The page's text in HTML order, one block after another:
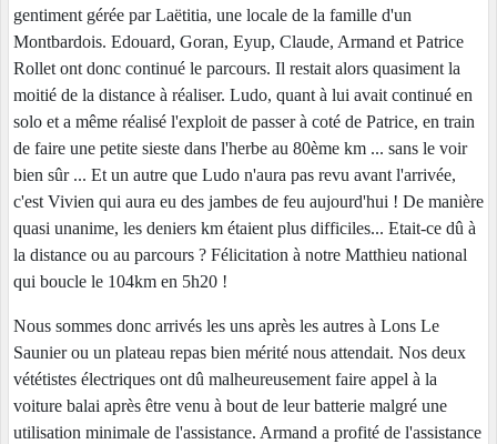
gentiment gérée par Laëtitia, une locale de la famille d'un
Montbardois. Edouard, Goran, Eyup, Claude, Armand et Patrice
Rollet ont donc continué le parcours. Il restait alors quasiment la
moitié de la distance à réaliser. Ludo, quant à lui avait continué en
solo et a même réalisé l'exploit de passer à coté de Patrice, en train
de faire une petite sieste dans l'herbe au 80ème km ... sans le voir
bien sûr ... Et un autre que Ludo n'aura pas revu avant l'arrivée,
c'est Vivien qui aura eu des jambes de feu aujourd'hui ! De manière
quasi unanime, les deniers km étaient plus difficiles... Etait-ce dû à
la distance ou au parcours ? Félicitation à notre Matthieu national
qui boucle le 104km en 5h20 !
Nous sommes donc arrivés les uns après les autres à Lons Le
Saunier ou un plateau repas bien mérité nous attendait. Nos deux
vététistes électriques ont dû malheureusement faire appel à la
voiture balai après être venu à bout de leur batterie malgré une
utilisation minimale de l'assistance. Armand a profité de l'assistance